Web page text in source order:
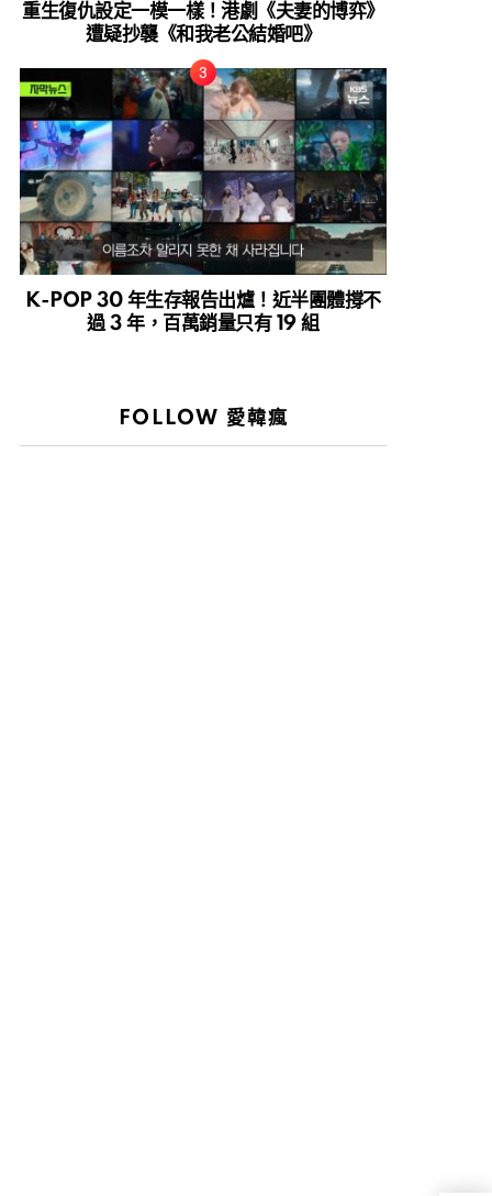
重生復仇設定一模一樣！港劇《夫妻的博弈》
遭疑抄襲《和我老公結婚吧》
K-POP 30 年生存報告出爐！近半團體撐不
過 3 年，百萬銷量只有 19 組
FOLLOW 愛韓瘋